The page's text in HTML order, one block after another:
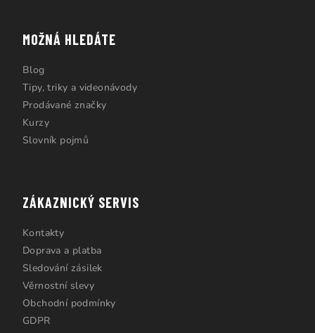
MOŽNÁ HLEDÁTE
Blog
Tipy, triky a videonávody
Prodávané značky
Kurzy
Slovník pojmů
ZÁKAZNICKÝ SERVIS
Kontakty
Doprava a platba
Sledování zásilek
Věrnostní slevy
Obchodní podmínky
GDPR